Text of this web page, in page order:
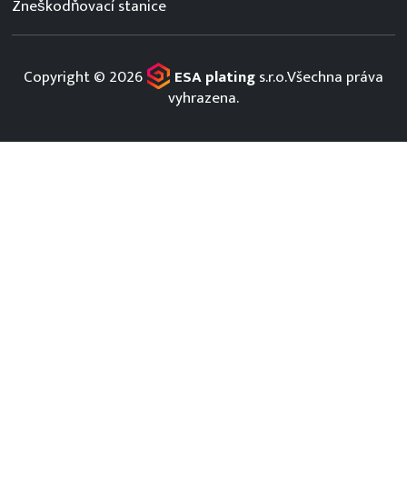
Zneškodňovací stanice
Copyright© 2026 ESA platings.r.o.Všechna práva
vyhrazena.